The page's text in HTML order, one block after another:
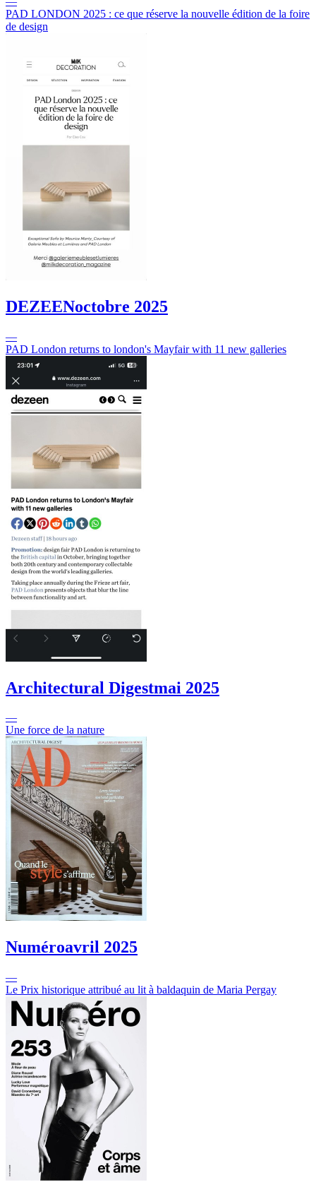
PAD LONDON 2025 : ce que réserve la nouvelle édition de la foire
de design
DEZEENoctobre 2025
—
PAD London returns to london's Mayfair with 11 new galleries
Architectural Digestmai 2025
—
Une force de la nature
Numéroavril 2025
—
Le Prix historique attribué au lit à baldaquin de Maria Pergay